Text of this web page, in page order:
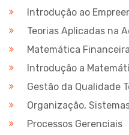
Introdução ao
Teorias Aplicadas na
Matemática Financeira
Introdução a
Gestão da Qualidade
Organização,
Processos Gerenciais